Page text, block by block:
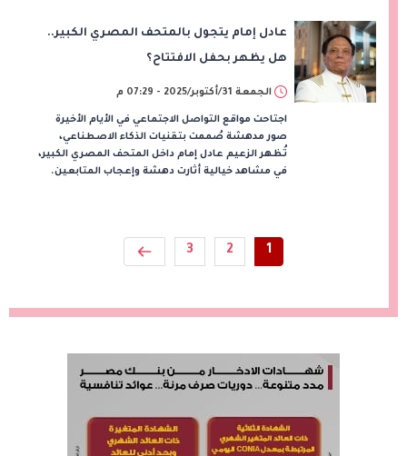
عادل إمام يتجول بالمتحف المصري الكبير..
هل يظهر بحفل الافتتاح؟
الجمعة 31/أكتوبر/2025 - 07:29 م
اجتاحت مواقع التواصل الاجتماعي في الأيام الأخيرة
صور مدهشة صُممت بتقنيات الذكاء الاصطناعي،
تُظهر الزعيم عادل إمام داخل المتحف المصري الكبير،
في مشاهد خيالية أثارت دهشة وإعجاب المتابعين.
1
2
3